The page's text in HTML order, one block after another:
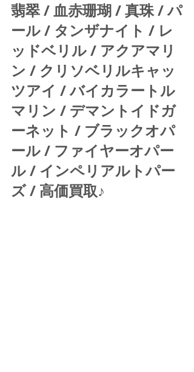
翡翠 / 血赤珊瑚 / 真珠 / パ
ール / タンザナイト / レ
ッドベリル / アクアマリ
ン / クリソベリルキャッ
ツアイ / バイカラートル
マリン / デマントイドガ
ーネット / ブラックオパ
ール / ファイヤーオパー
ル / インペリアルトパー
ズ / 高価買取♪